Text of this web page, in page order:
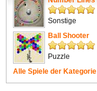
Sonstige
Ball Shooter
Puzzle
Alle Spiele der Kategorie